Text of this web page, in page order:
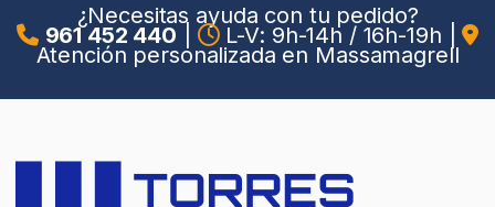
¿Necesitas ayuda con tu pedido?
961 452 440 L-V: 9h-14h / 16h-19h
Atención personalizada en Massamagrell